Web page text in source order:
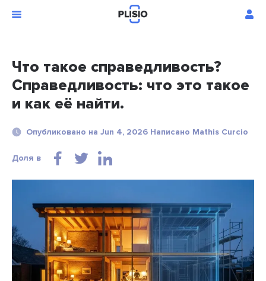
Что такое справедливость?
Справедливость: что это такое
и как её найти.
Опубликовано на Jun 4, 2026 Написано Mathis Curcio
Доля в